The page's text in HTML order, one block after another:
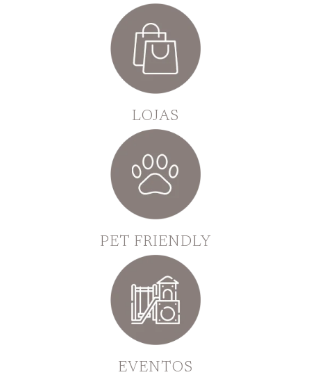
LOJAS
PET FRIENDLY
EVENTOS